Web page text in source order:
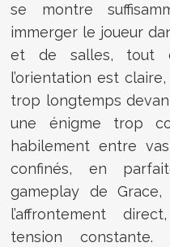
se montre
immerger le joueur
et de salles, tout
l’orientation est
trop longtemps
une énigme trop
habilement entre
confinés, en
gameplay de Grace,
l’affrontement
tension